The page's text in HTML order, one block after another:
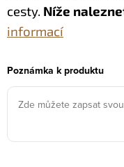
cesty. Níže
informací
Poznámka k produktu